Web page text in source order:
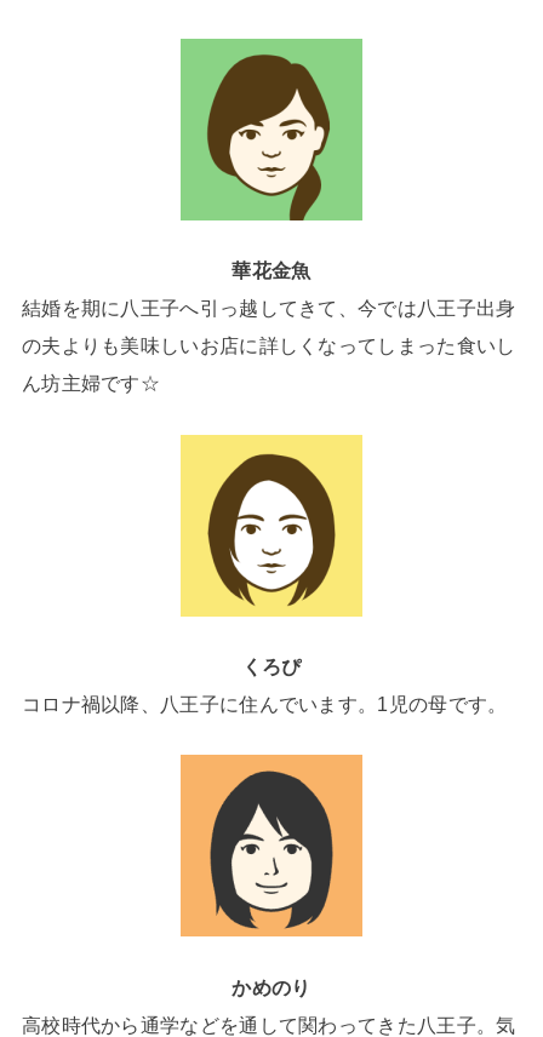
華花金魚
結婚を期に八王子へ引っ越してきて、今では八王子出身
の夫よりも美味しいお店に詳しくなってしまった食いし
ん坊主婦です☆
くろぴ
コロナ禍以降、八王子に住んでいます。1児の母です。
かめのり
高校時代から通学などを通して関わってきた八王子。気